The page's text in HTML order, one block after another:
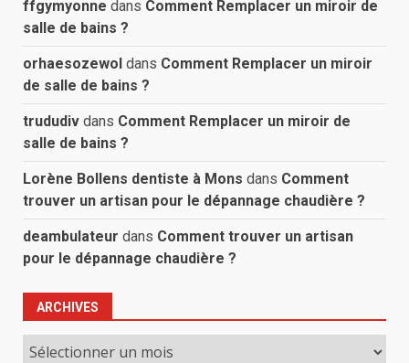
ffgymyonne dans Comment Remplacer un miroir de
salle de bains ?
orhaesozewol dans Comment Remplacer un miroir
de salle de bains ?
trududiv dans Comment Remplacer un miroir de
salle de bains ?
Lorène Bollens dentiste à Mons dans Comment
trouver un artisan pour le dépannage chaudière ?
deambulateur dans Comment trouver un artisan
pour le dépannage chaudière ?
ARCHIVES
Archives